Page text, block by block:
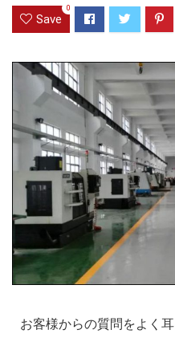
Save
0
お客様からの質問をよく